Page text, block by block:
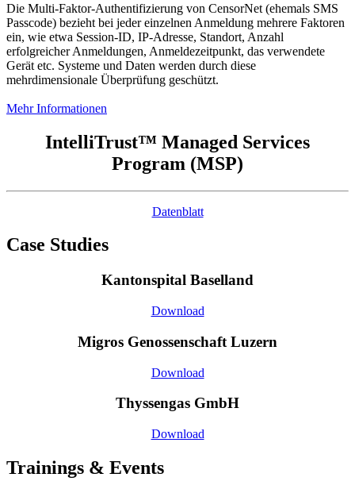
Die Multi-Faktor-Authentifizierung von CensorNet (ehemals SMS
Passcode) bezieht bei jeder einzelnen Anmeldung mehrere Faktoren
ein, wie etwa Session-ID, IP-Adresse, Standort, Anzahl
erfolgreicher Anmeldungen, Anmeldezeitpunkt, das verwendete
Gerät etc. Systeme und Daten werden durch diese
mehrdimensionale Überprüfung geschützt.
Mehr Informationen
IntelliTrust™ Managed Services
Program (MSP)
Datenblatt
Case Studies
Kantonspital Baselland
Download
Migros Genossenschaft Luzern
Download
Thyssengas GmbH
Download
Trainings & Events